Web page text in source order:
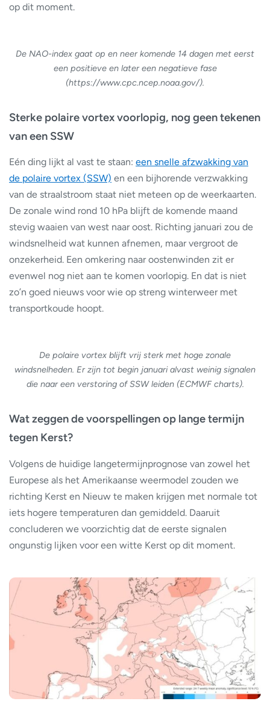
op dit moment.
De NAO-index gaat op en neer komende 14 dagen met eerst
een positieve en later een negatieve fase
(https://www.cpc.ncep.noaa.gov/).
Sterke polaire vortex voorlopig, nog geen tekenen
van een SSW
Eén ding lijkt al vast te staan: een snelle afzwakking van
de polaire vortex (SSW) en een bijhorende verzwakking
van de straalstroom staat niet meteen op de weerkaarten.
De zonale wind rond 10 hPa blijft de komende maand
stevig waaien van west naar oost. Richting januari zou de
windsnelheid wat kunnen afnemen, maar vergroot de
onzekerheid. Een omkering naar oostenwinden zit er
evenwel nog niet aan te komen voorlopig. En dat is niet
zo’n goed nieuws voor wie op streng winterweer met
transportkoude hoopt.
De polaire vortex blijft vrij sterk met hoge zonale
windsnelheden. Er zijn tot begin januari alvast weinig signalen
die naar een verstoring of SSW leiden (ECMWF charts).
Wat zeggen de voorspellingen op lange termijn
tegen Kerst?
Volgens de huidige langetermijnprognose van zowel het
Europese als het Amerikaanse weermodel zouden we
richting Kerst en Nieuw te maken krijgen met normale tot
iets hogere temperaturen dan gemiddeld. Daaruit
concluderen we voorzichtig dat de eerste signalen
ongunstig lijken voor een witte Kerst op dit moment.